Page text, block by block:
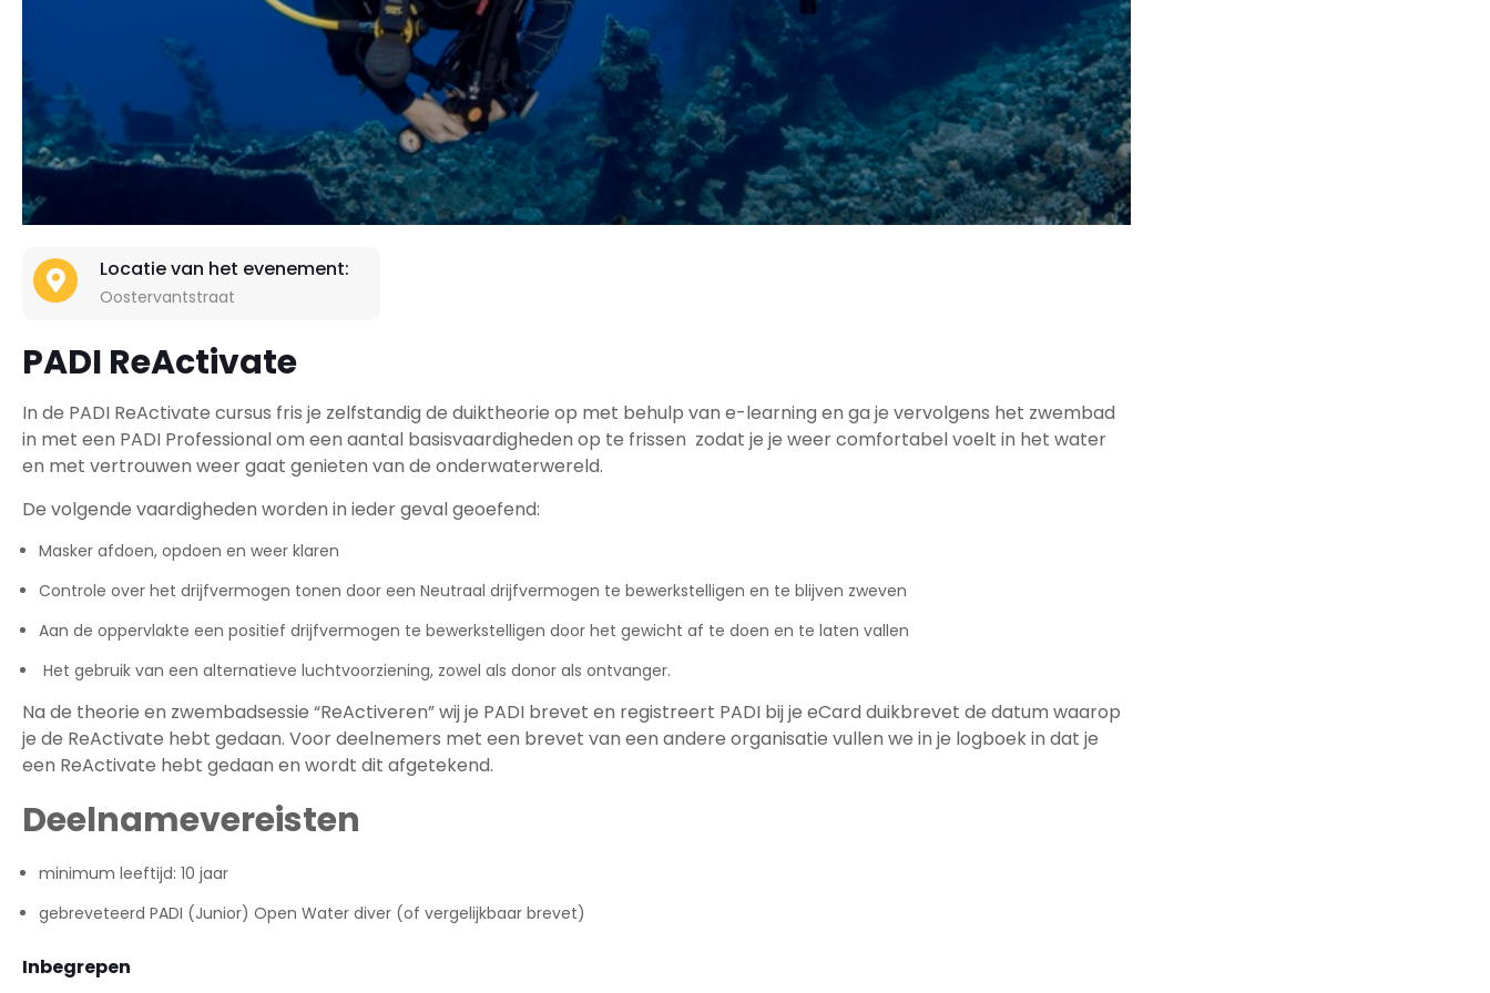
Locatie van het evenement:
Oostervantstraat
PADI ReActivate
In de PADI ReActivate cursus fris je zelfstandig de duiktheorie op met behulp van e-learning en ga je vervolgens het zwembad
in met een PADI Professional om een aantal basisvaardigheden op te frissen zodat je je weer comfortabel voelt in het water
en met vertrouwen weer gaat genieten van de onderwaterwereld.
De volgende vaardigheden worden in ieder geval geoefend:
Masker afdoen, opdoen en weer klaren
Controle over het drijfvermogen tonen door een Neutraal drijfvermogen te bewerkstelligen en te blijven zweven
Aan de oppervlakte een positief drijfvermogen te bewerkstelligen door het gewicht af te doen en te laten vallen
Het gebruik van een alternatieve luchtvoorziening, zowel als donor als ontvanger.
Na de theorie en zwembadsessie “ReActiveren” wij je PADI brevet en registreert PADI bij je eCard duikbrevet de datum waarop
je de ReActivate hebt gedaan. Voor deelnemers met een brevet van een andere organisatie vullen we in je logboek in dat je
een ReActivate hebt gedaan en wordt dit afgetekend.
Deelnamevereisten
minimum leeftijd: 10 jaar
gebreveteerd PADI (Junior) Open Water diver (of vergelijkbaar brevet)
Inbegrepen